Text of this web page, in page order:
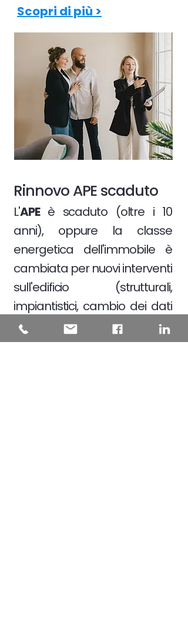
Scopri di più >
Rinnovo APE scaduto
L'APEè scaduto (oltre i 10
anni), oppure la classe
energetica dell'immobile è
cambiata per nuovi interventi
sull'edificio (strutturali,
impiantistici, cambio dei dati
catastali)